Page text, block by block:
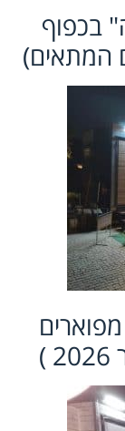
בכפוף
המתאים)